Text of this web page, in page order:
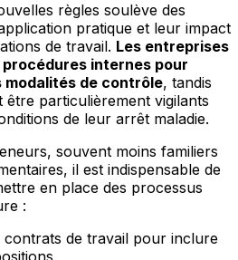
règles soulève des
pratique et leur impact
de travail. Les entreprises
internes pour
de contrôle, tandis
être particulièrement vigilants
de leur arrêt maladie.
souvent moins familiers
il est indispensable de
en place des processus
:
contrats de travail pour inclure